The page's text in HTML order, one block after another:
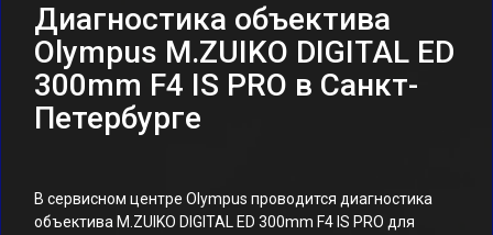
Диагностика объектива
Olympus M.ZUIKO DIGITAL ED
300mm F4 IS PRO в Санкт-
Петербурге
В сервисном центре Olympus проводится диагностика
объектива M.ZUIKO DIGITAL ED 300mm F4 IS PRO для